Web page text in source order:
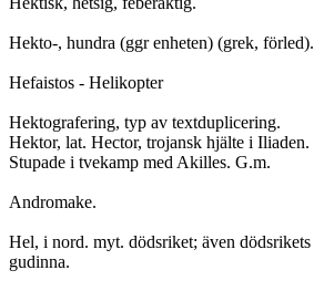
Hekto-, hundra (ggr enheten) (grek, förled).
Hefaistos - Helikopter
Hektografering, typ av textduplicering.
Hektor, lat. Hector, trojansk hjälte i Iliaden.
Stupade i tvekamp med Akilles. G.m.
Andromake.
Hel, i nord. myt. dödsriket; även dödsrikets
gudinna.